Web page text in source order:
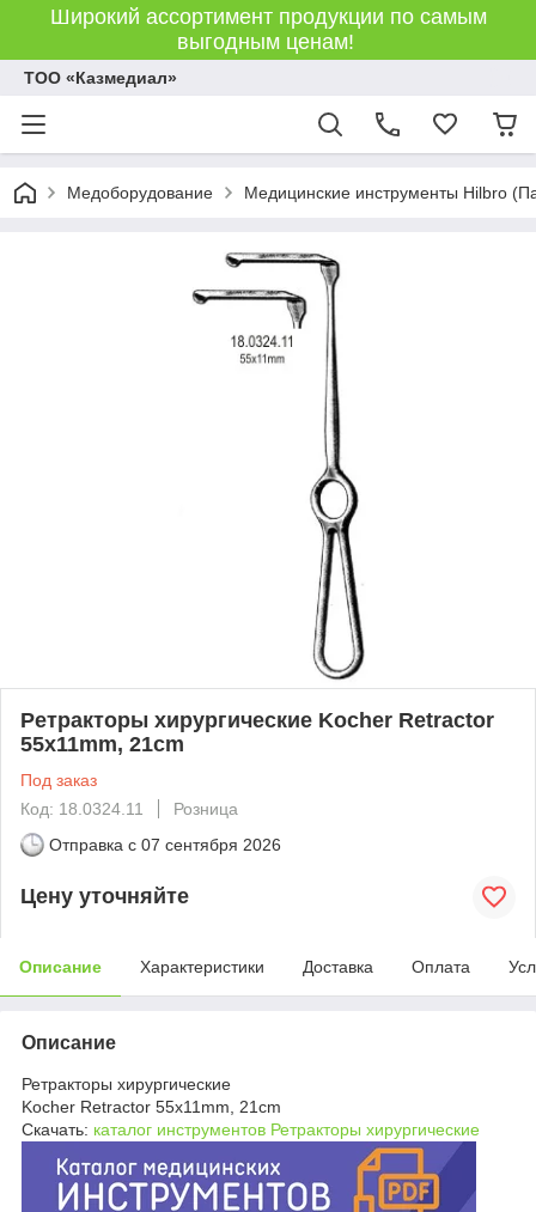
Широкий ассортимент продукции по самым
выгодным ценам!
ТОО «Казмедиал»
Медоборудование Медицинские инструменты Hilbro
Ретракторы хирургические Kocher Retractor
55x11mm, 21cm
Под заказ
Код: 18.0324.11
Розница
Отправка с 07 сентября 2026
Цену уточняйте
Описание Характеристики Доставка Оплата
Описание
Ретракторы хирургические
Kocher Retractor 55x11mm, 21cm
Скачать: каталог инструментов Ретракторы хирургические